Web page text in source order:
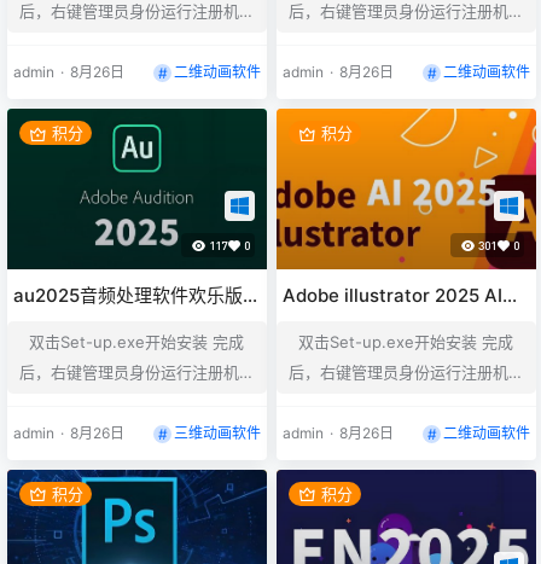
后，右键管理员身份运行注册机A
ath,选择软件的安装目录，然后点
面安装的所有软件，查找完成之
后，勾选你需要破解的软件，完成
后点击Patch破解即可 如何修改安
装位置？ 用记事本打开products
文件夹里面的driver.xml，里面的
C:\Program Files\A…
admin · 8月26日 二维动画软件
后，右键管理员身份运行注册机A
ath,选择软件的安装目录，然后点
面安装的所有软件，查找完成之
后，勾选你需要破解的软件，完成
后点击Patch破解即可 如何修改安
装位置？ 用记事本打开products
文件夹里面的driver.xml，里面的
admin · 8月26日 二维动画软件
积分
117 0
au2025音频处理软件欢乐版下
双击Set-up.exe开始安装 完成
后，右键管理员身份运行注册机A
ath,选择软件的安装目录，然后点
面安装的所有软件，查找完成之
后，勾选你需要破解的软件，完成
后点击Patch破解即可 如何修改安
admin · 8月26日 三维动画软件
积分
301 0
Adobe illustrator 2025 AI矢
双击Set-up.exe开始安装 完成
后，右键管理员身份运行注册机A
ath,选择软件的安装目录，然后点
面安装的所有软件，查找完成之
后，勾选你需要破解的软件，完成
后点击Patch破解即可 如何修改安
admin · 8月26日 二维动画软件
积分 积分